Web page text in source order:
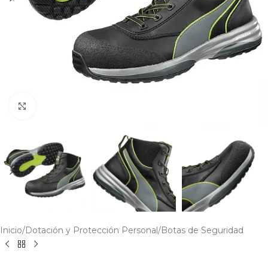
Inicio/Dotación y Protección Personal /Botas de Seguridad